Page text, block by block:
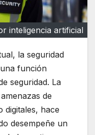
inteligencia artificial
la seguridad
función
seguridad. La
de
digitales, hace
desempeñe un